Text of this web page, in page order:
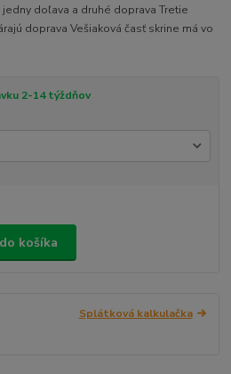
doľava a druhé doprava Tretie
doprava Vešiaková časť skrine má vo
2-14 týždňov
košíka
Splátková kalkulačka